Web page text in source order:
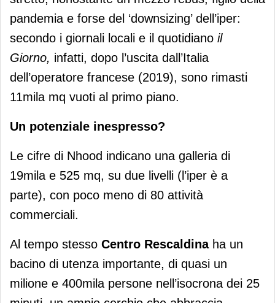
pandemia e forse del ‘downsizing’ dell’iper:
secondo i giornali locali e il quotidiano il
Giorno, infatti, dopo l’uscita dall’Italia
dell’operatore francese (2019), sono rimasti
11mila mq vuoti al primo piano.
Un potenziale inespresso?
Le cifre di Nhood indicano una galleria di
19mila e 525 mq, su due livelli (l’iper è a
parte), con poco meno di 80 attività
commerciali.
Al tempo stesso Centro Rescaldinaha un
bacino di utenza importante, di quasi un
milione e 400mila persone nell’isocrona dei 25